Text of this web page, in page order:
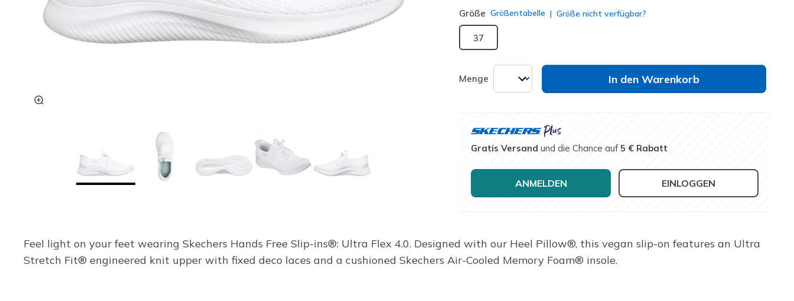
Größe Größentabelle Größe nicht verfügbar?
37
Menge In den Warenkorb
Gratis Versand und die Chance auf5 € Rabatt
ANMELDEN EINLOGGEN
Feel light on your feet wearing Skechers Hands Free Slip-ins®: Ultra Flex 4.0. Designed with our Heel Pillow®, this vegan slip-on features an Ultra
Stretch Fit® engineered knit upper with fixed deco laces and a cushioned Skechers Air-Cooled Memory Foam® insole.